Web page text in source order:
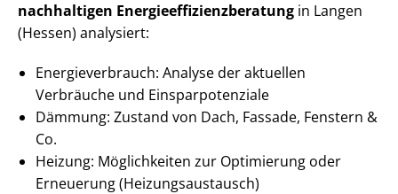
nachhaltigen En­er­gie­ef­fi­zi­enz­be­ra­tung in Langen
(Hessen) analysiert:
En­er­gie­ver­brauch: Analyse der aktuellen
Verbräuche und Ein­spar­po­ten­zia­le
Dämmung: Zustand von Dach, Fassade, Fenstern &
Co.
Heizung: Möglichkeiten zur Optimierung oder
Erneuerung (Hei­zungs­aus­tausch)